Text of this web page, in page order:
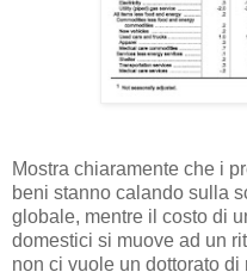
Mostra chiaramente che i
beni stanno calando sulla
globale, mentre il costo di
domestici si muove ad un
non ci vuole un dottorato